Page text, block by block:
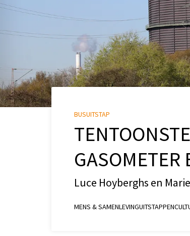
GASOMETER
Luce Hoyberghs en
BUSUITSTAP
MENS & SAMENLEVINGUITSTAPPEN